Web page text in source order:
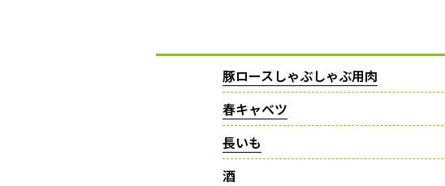
豚ロースしゃぶしゃぶ用肉
春キャベツ
長いも
酒